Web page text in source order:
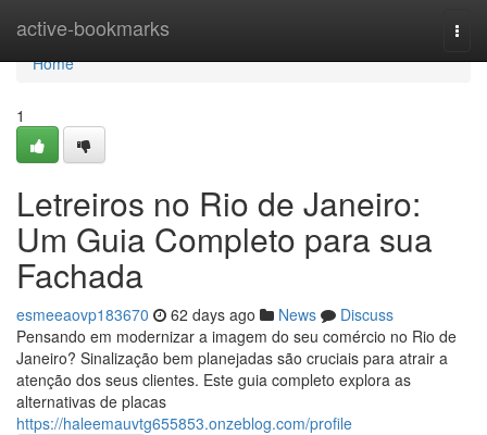
active-bookmarks
Home
Home
1
Letreiros no Rio de Janeiro:
Um Guia Completo para sua
Fachada
esmeeaovp183670 62 days ago News
Discuss
Pensando em modernizar a imagem do seu comércio no Rio de
Janeiro? Sinalização bem planejadas são cruciais para atrair a
atenção dos seus clientes. Este guia completo explora as
alternativas de placas
https://haleemauvtg655853.onzeblog.com/profile